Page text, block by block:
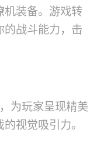
机装备。游戏转
的战斗能力，击
为玩家呈现精美
视觉吸引力。